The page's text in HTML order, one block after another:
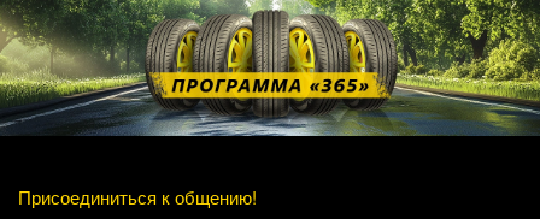
Присоединиться к общению!